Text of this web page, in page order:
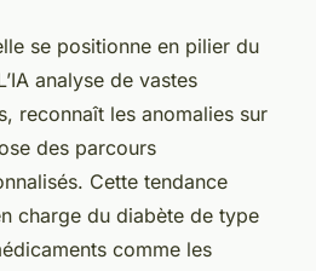
se positionne en pilier du
analyse de vastes
reconnaît les anomalies sur
des parcours
Cette tendance
charge du diabète de type
comme les